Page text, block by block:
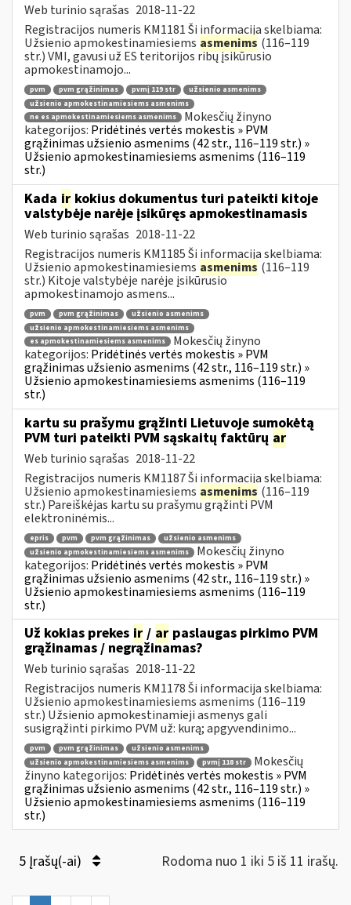
Web turinio sąrašas 2018-11-22
Registracijos numeris KM1181 Ši informacija skelbiama:
Užsienio apmokestinamiesiems asmenims (116–119
str.) VMI, gavusi už ES teritorijos ribų įsikūrusio
apmokestinamojo...
pvm pvm grąžinimas pvmį 119 str
užsienio asmenims
užsienio apmokestinamiesiems asmenims
ne es apmokestinamiesiems asmenims
Mokesčių žinyno
kategorijos: Pridėtinės vertės mokestis » PVM
grąžinimas užsienio asmenims (42 str., 116–119 str.) »
Užsienio apmokestinamiesiems asmenims (116–119
str.)
Kada ir kokius dokumentus turi pateikti kitoje
valstybėje narėje įsikūręs apmokestinamasis
Web turinio sąrašas 2018-11-22
Registracijos numeris KM1185 Ši informacija skelbiama:
Užsienio apmokestinamiesiems asmenims (116–119
str.) Kitoje valstybėje narėje įsikūrusio
apmokestinamojo asmens...
pvm pvm grąžinimas
užsienio asmenims
užsienio apmokestinamiesiems asmenims
es apmokestinamiesiems asmenims
Mokesčių žinyno
kategorijos: Pridėtinės vertės mokestis » PVM
grąžinimas užsienio asmenims (42 str., 116–119 str.) »
Užsienio apmokestinamiesiems asmenims (116–119
str.)
kartu su prašymu grąžinti Lietuvoje sumokėtą
PVM turi pateikti PVM sąskaitų faktūrų ar
Web turinio sąrašas 2018-11-22
Registracijos numeris KM1187 Ši informacija skelbiama:
Užsienio apmokestinamiesiems asmenims (116–119
str.) Pareiškėjas kartu su prašymu grąžinti PVM
elektroninėmis...
epris pvm pvm grąžinimas
užsienio asmenims
užsienio apmokestinamiesiems asmenims
Mokesčių žinyno
kategorijos: Pridėtinės vertės mokestis » PVM
grąžinimas užsienio asmenims (42 str., 116–119 str.) »
Užsienio apmokestinamiesiems asmenims (116–119
str.)
Už kokias prekes ir / ar paslaugas pirkimo PVM
grąžinamas / negrąžinamas?
Web turinio sąrašas 2018-11-22
Registracijos numeris KM1178 Ši informacija skelbiama:
Užsienio apmokestinamiesiems asmenims (116–119
str.) Užsienio apmokestinamieji asmenys gali
susigrąžinti pirkimo PVM už: kurą; apgyvendinimo...
pvm pvm grąžinimas
užsienio asmenims
užsienio apmokestinamiesiems asmenims
pvmį 118 str
Mokesčių
žinyno kategorijos: Pridėtinės vertės mokestis » PVM
grąžinimas užsienio asmenims (42 str., 116–119 str.) »
Užsienio apmokestinamiesiems asmenims (116–119
str.)
5 Įrašų(-ai) Rodoma nuo 1 iki 5 iš 11 irašų.